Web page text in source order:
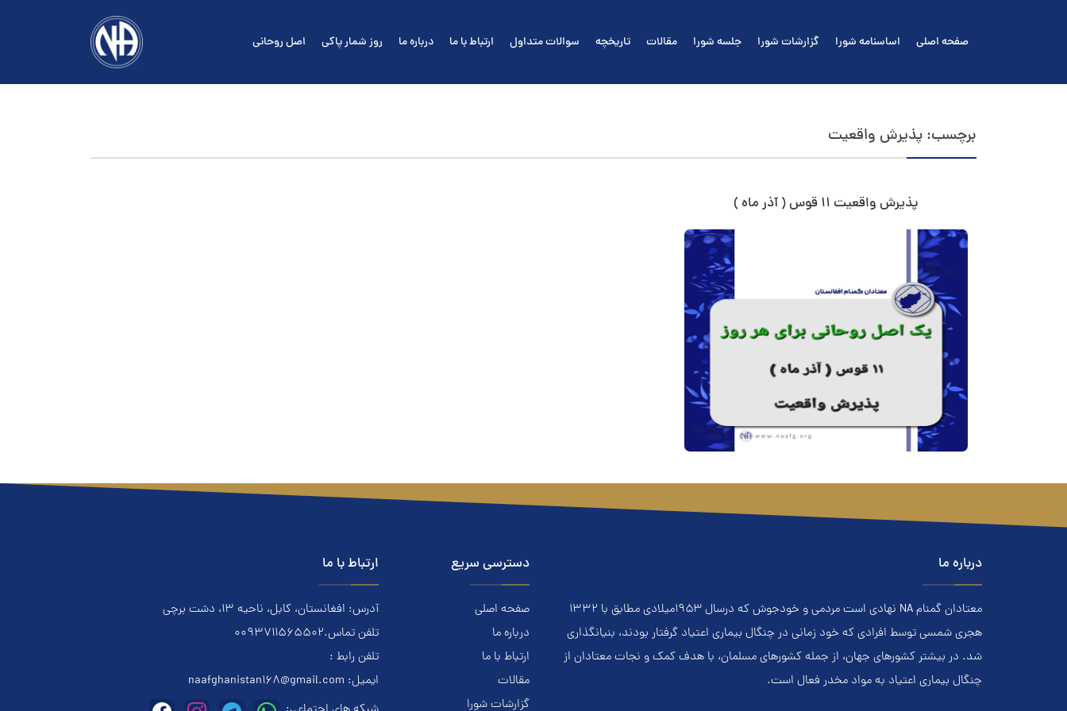
صفحه اصلی اساسنامه شورا گزارشات شورا جلسه شورا مقالات تاریخچه سوالات متداول ارتباط با ما درباره ما روز شمار پاکی اصل روحانی
برچسب: پذيرش واقعیت
پذيرش واقعیت ۱۱ قوس ( آذر ماه )
درباره ما
معتادان گمنام NA نهادي است مردمي و خودجوش که درسال ۱۹۵۳ميلادي مطابق با ۱۳۳۲
هجري‌ شمسي توسط افرادي که خود زماني در چنگال بیماری اعتياد گرفتار بودند، بنيانگذاري
شد. در بيشتر کشور‌هاي جهان، از جمله کشور‌هاي مسلمان، با هدف کمک و نجات معتادان از
چنگال بیماری اعتياد به مواد مخدر فعال است.
دسترسی سریع
صفحه اصلی
درباره ما
ارتباط با ما
مقالات
گزارشات شورا
ارتباط با ما
آدرس: افغانستان، کابل، ناحیه ۱۳، دشت برچی
تلفن تماس.0093711565502
تلفن رابط :
ایمیل: naafghanistan168@gmail.com